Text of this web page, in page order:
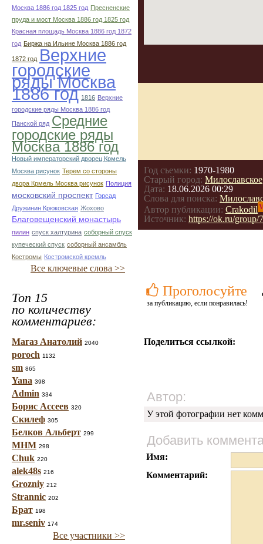
Москва 1886 год 1825 год Пресненские
пруда и мост Москва 1886 год 1825 год
Красная площадь Москва 1886 год 1872
год Биржа на Ильине Москва 1886 год
1872 год Верхние
городские
ряды Москва
1886 год 1816 Верхние
городские ряды Москва 1886 год
Панской ряд Средние
городские ряды
Москва 1886 год
Новый императорский дворец Крмель
Москва рисунок Терем со стороны
двора Крмель Москва рисунок Полиция
московский проспект Горсад
Дружинин Крюковская Жохово
Благовещенский монастырь
пилин спуск халтурина соборный спуск
купеческий спуск соборный ансамбль
Костромы Костромской кремль
Все ключевые слова >>
Топ 15
по количеству
комментариев:
Магаз Анатолий 2040
poroch 1132
sm 865
Yana 398
Admin 334
Борис Ассеев 320
Скилеф 305
Белков Альберт 299
МНМ 298
Chuk 220
alek48s 216
Grozniy 212
Strannic 202
Брат 198
mr.seniv 174
Все участники >>
Год съемки: 1970-1980
Старый город: Милославское
Дата: 18.06.2026 00:29
Слова для поиска:
Автор публикации: Crakodil
Источник: https://ok.ru/group/
Проголосуйте
за публикацию, если понравилась!
Поделиться ссылкой:
Автор:
У этой фотографии нет
Добавить
Имя:
Комментарий: